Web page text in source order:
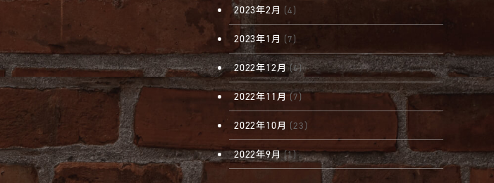
2023年2月 (4)
2023年1月 (7)
2022年12月(6)
2022年11月(7)
2022年10月 (23)
2022年9月(1)